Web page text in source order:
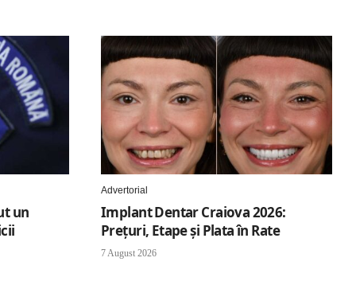
un
Advertorial
Implant Dentar Craiova 2026:
Preţuri, Etape şi Plata în Rate
7 August 2026